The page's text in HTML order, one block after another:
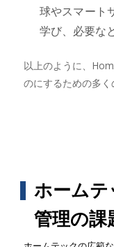
球やスマート
学び、必要な
以上のように、
のにするための多く
ホーム
管理の課